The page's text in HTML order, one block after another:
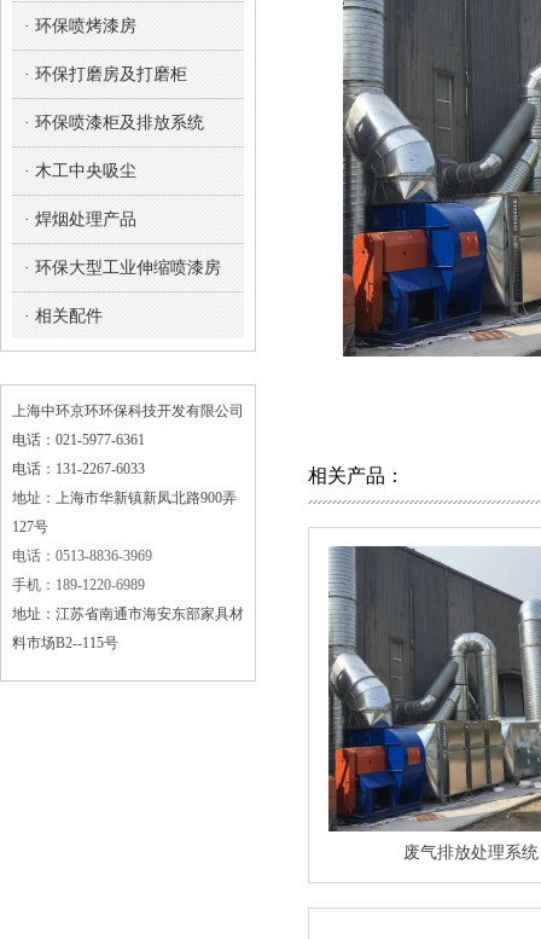
· 环保喷烤漆房
· 环保打磨房及打磨柜
· 环保喷漆柜及排放系统
· 木工中央吸尘
· 焊烟处理产品
· 环保大型工业伸缩喷漆房
· 相关配件
上海中环京环环保科技开发有限公司
电话：021-5977-6361
电话：131-2267-6033
地址：上海市华新镇新凤北路900弄
127号
电话：0513-8836-3969
手机：189-1220-6989
地址：江苏省南通市海安东部家具材
料市场B2--115号
相关产品：
废气排放处理系统